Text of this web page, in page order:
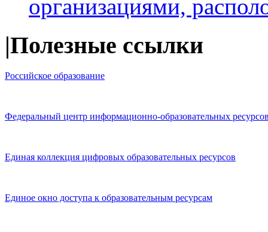
организациями,
|Полезные ссылки
Российское образование
Федеральный центр информационно-образовательных
Единая коллекция цифровых образовательных ресурсов
Единое окно доступа к образовательным ресурсам